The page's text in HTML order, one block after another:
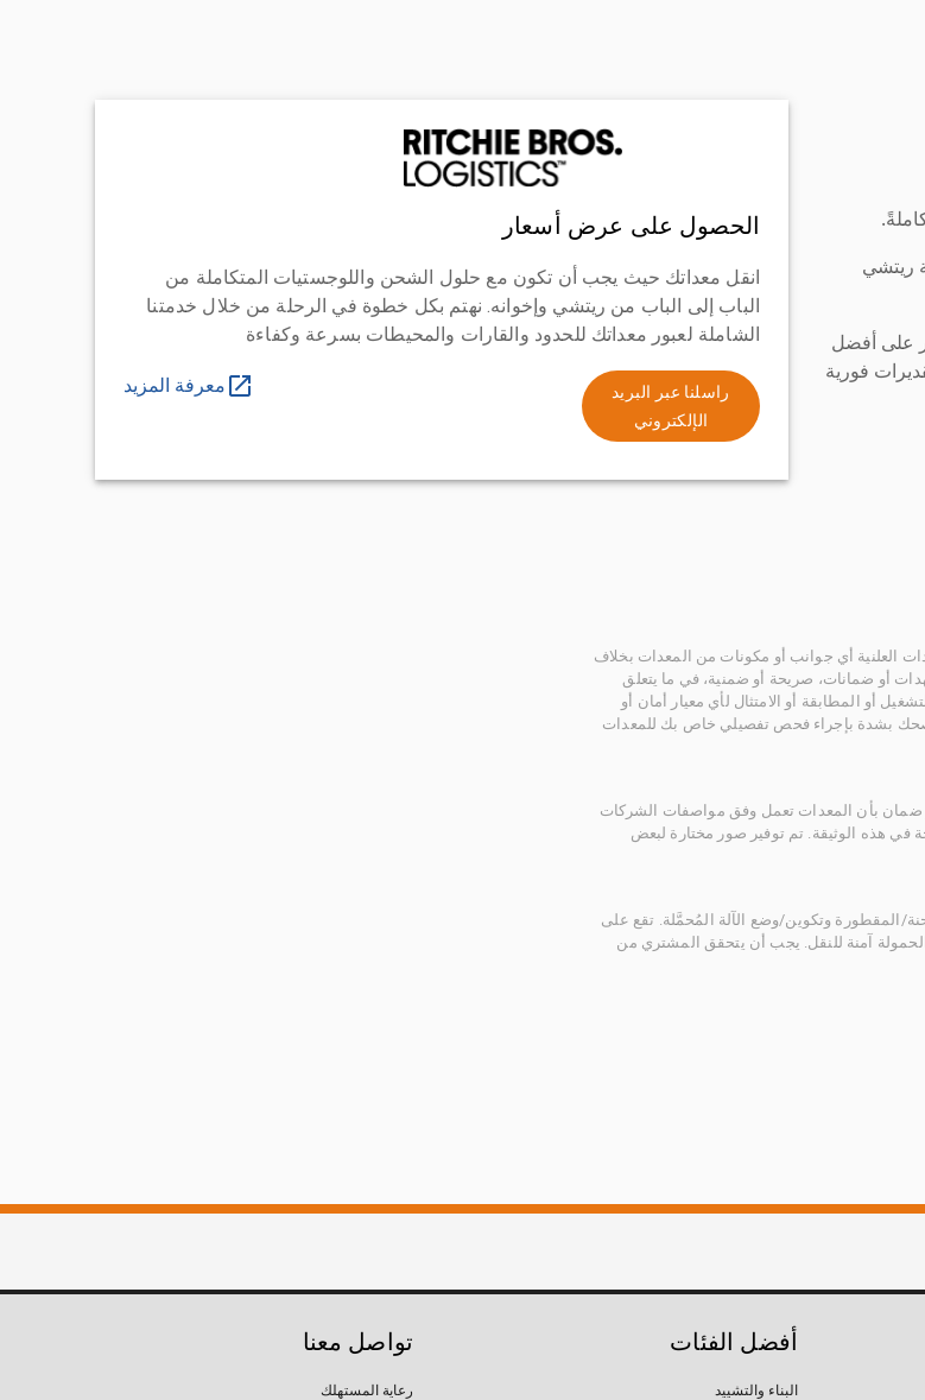
ريتشي
على أفضل
فورية
الحصول على عرض أسعار
انقل معداتك حيث يجب أن تكون مع حلول الشحن واللوجستيات المتكاملة من
الباب إلى الباب من ريتشي وإخوانه. نهتم بكل خطوة في الرحلة من خلال خدمتنا
الشاملة لعبور معداتك للحدود والقارات والمحيطات بسرعة وكفاءة
راسلنا عبر البريد
الإلكتروني
معرفة المزيد
العلنية أي جوانب أو مكونات من المعدات بخلاف
أو ضمانات، صريحة أو ضمنية، في ما يتعلق
أو المطابقة أو الامتثال لأي معيار أمان أو
ننصحك بشدة بإجراء فحص تفصيلي خاص بك للمعدات
ضمان بأن المعدات تعمل وفق مواصفات الشركات
هذه الوثيقة. تم توفير صور مختارة لبعض
المقطورة وتكوين/وضع الآلة المُحمَّلة. تقع على
آمنة للنقل. يجب أن يتحقق المشتري من
أفضل الفئات
البناء والتشييد
تواصل معنا
رعاية المستهلك